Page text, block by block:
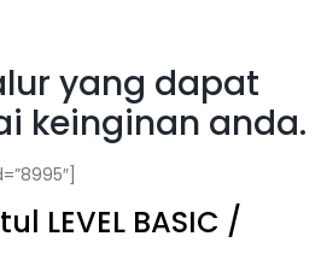
yang dapat
keinginan anda.
LEVEL BASIC /